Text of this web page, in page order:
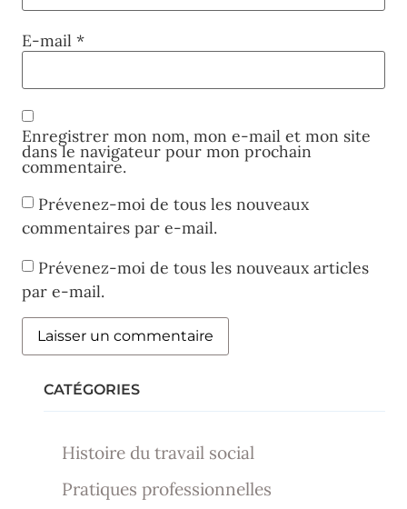
E-mail *
Enregistrer mon nom, mon e-mail et mon site
dans le navigateur pour mon prochain
commentaire.
Prévenez-moi de tous les nouveaux
commentaires par e-mail.
Prévenez-moi de tous les nouveaux articles
par e-mail.
CATÉGORIES
Histoire du travail social
Pratiques professionnelles